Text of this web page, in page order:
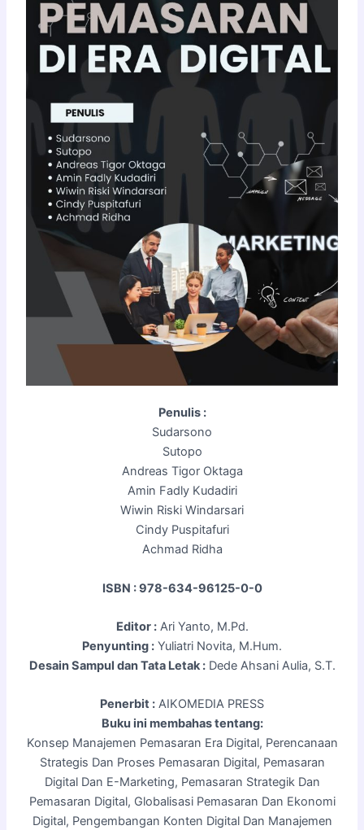
Penulis :
Sudarsono
Sutopo
Andreas Tigor Oktaga
Amin Fadly Kudadiri
Wiwin Riski Windarsari
Cindy Puspitafuri
Achmad Ridha
ISBN :978-634-96125-0-0
Editor :Ari Yanto, M.Pd.
Penyunting : Yuliatri Novita, M.Hum.
Desain Sampul dan Tata Letak :Dede Ahsani Aulia, S.T.
Penerbit : AIKOMEDIA PRESS
Buku ini membahas tentang:
Konsep Manajemen Pemasaran Era Digital, Perencanaan
Strategis Dan Proses Pemasaran Digital, Pemasaran
Digital Dan E-Marketing, Pemasaran Strategik Dan
Pemasaran Digital, Globalisasi Pemasaran Dan Ekonomi
Digital, Pengembangan Konten Digital Dan Manajemen